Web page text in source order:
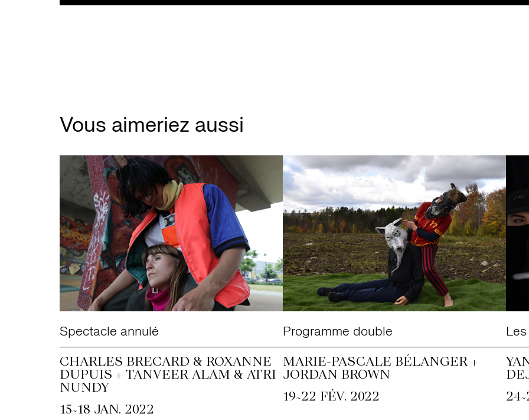
Vous aimeriez aussi
Spectacle annulé
CHARLES BRECARD & ROXANNE
DUPUIS + TANVEER ALAM & ATRI
NUNDY
15~18 JAN. 2022
Programme double
MARIE-PASCALE BÉLANGER +
JORDAN BROWN
19~22 FÉV. 2022
24~